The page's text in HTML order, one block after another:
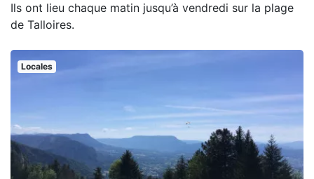
Ils ont lieu chaque matin jusqu’à vendredi sur la plage
de Talloires.
Locales